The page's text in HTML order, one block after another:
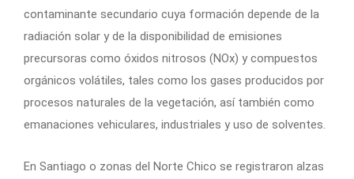
contaminante secundario cuya formación depende de la
radiación solar y de la disponibilidad de emisiones
precursoras como óxidos nitrosos (NOx) y compuestos
orgánicos volátiles, tales como los gases producidos por
procesos naturales de la vegetación, así también como
emanaciones vehiculares, industriales y uso de solventes.
En Santiago o zonas del Norte Chico se registraron alzas